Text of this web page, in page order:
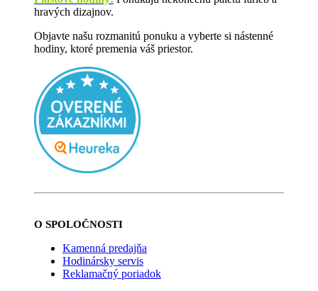
hravých dizajnov.
Objavte našu rozmanitú ponuku a vyberte si nástenné
hodiny, ktoré premenia váš priestor.
O SPOLOČNOSTI
Kamenná predajňa
Hodinársky servis
Reklamačný poriadok